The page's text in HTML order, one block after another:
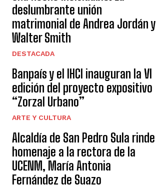
deslumbrante unión
matrimonial de Andrea Jordán y
Walter Smith
DESTACADA
Banpaís y el IHCI inauguran la VI
edición del proyecto expositivo
“Zorzal Urbano”
ARTE Y CULTURA
Alcaldía de San Pedro Sula rinde
homenaje a la rectora de la
UCENM, María Antonia
Fernández de Suazo